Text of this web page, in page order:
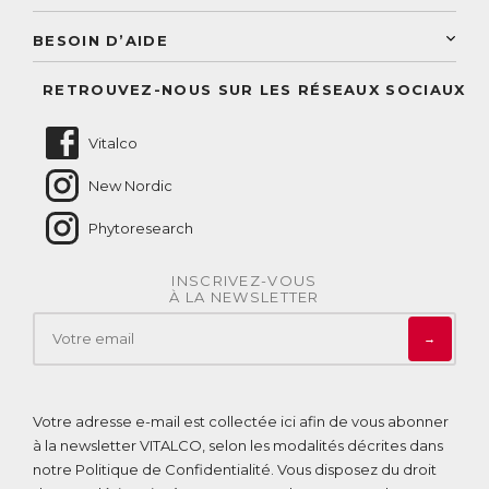
Conseils personnalisés
Conseil personnalisé
BESOIN D’AIDE
RETROUVEZ-NOUS SUR LES RÉSEAUX SOCIAUX
Vitalco
New Nordic
Phytoresearch
INSCRIVEZ-VOUS
À LA NEWSLETTER
→
Votre adresse e-mail est collectée ici afin de vous abonner
à la newsletter VITALCO, selon les modalités décrites dans
notre Politique de Confidentialité . Vous disposez du droit